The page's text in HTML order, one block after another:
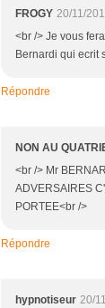
FROGY 20/11/
<br /> Je vous
Bernardi qui ecrit
Répondre
NON AU
<br /> Mr
ADVERSAIRES
PORTEE<br />
Répondre
hypnotiseur 20/